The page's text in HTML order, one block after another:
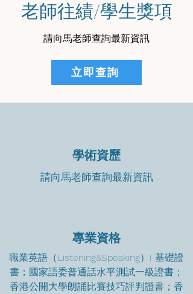
老師往績/學生獎項
請向馬老師查詢最新資訊
立即查詢
學術資歷
請向馬老師查詢最新資訊
專業資格
職業英語（Listening&Speaking）I 基礎證
書；國家語委普通話水平測試一級證書；
香港公開大學朗誦比賽技巧評判證書；香